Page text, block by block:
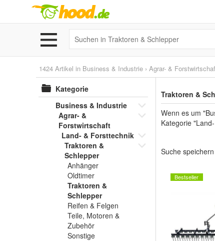
1424 Artikel in Business & Industrie › Agrar- &
Kategorie
Business & Industrie
Agrar- &
Forstwirtschaft
Land- & Forsttechnik
Traktoren &
Schlepper
Anhänger
Oldtimer
Traktoren &
Schlepper
Reifen & Felgen
Teile, Motoren &
Zubehör
Sonstige
Traktoren &
Wenn es um
Kategorie
Suche speichern
Bestseller